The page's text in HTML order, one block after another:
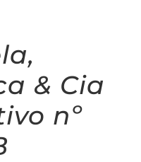
& Cia
nº